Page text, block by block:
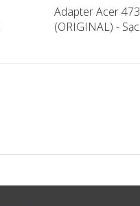
Adapter Acer
(ORIGINAL) -